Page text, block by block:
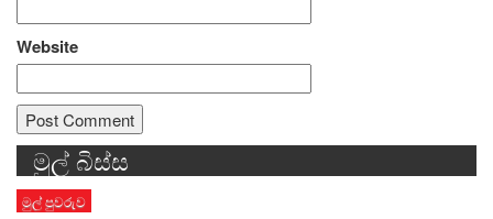
Website
Alternative:
මුල් බිස්ස
මුල් පුවරුව